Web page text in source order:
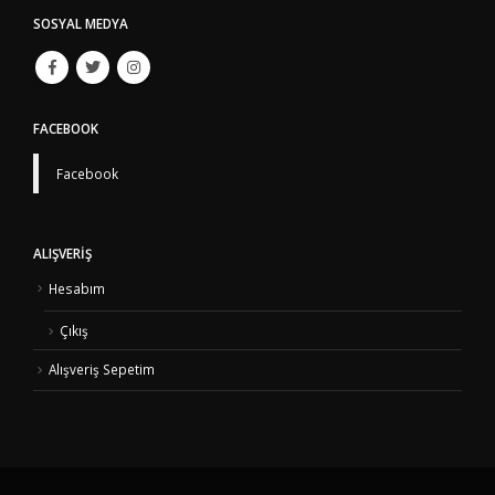
SOSYAL MEDYA
FACEBOOK
Facebook
ALIŞVERIŞ
Hesabım
Çıkış
Alışveriş Sepetim